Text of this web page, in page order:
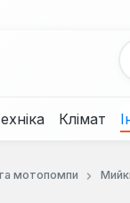
Клімат
мотопомпи